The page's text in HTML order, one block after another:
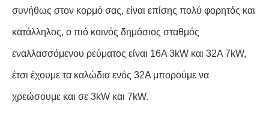
συνήθως στον κορμό σας, είναι επίσης πολύ φορητός και
κατάλληλος, ο πιό κοινός δημόσιος σταθμός
εναλλασσόμενου ρεύματος είναι 16A 3kW και 32A 7kW,
έτσι έχουμε τα καλώδια ενός 32A μπορούμε να
χρεώσουμε και σε 3kW και 7kW.